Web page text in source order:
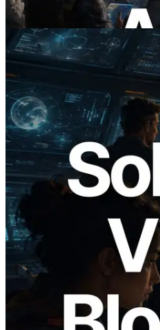
Baca artikel ini
2026.05.24
Validators Solutions
Block Analyzer —
Waktu Produksi Blok
Validator yang